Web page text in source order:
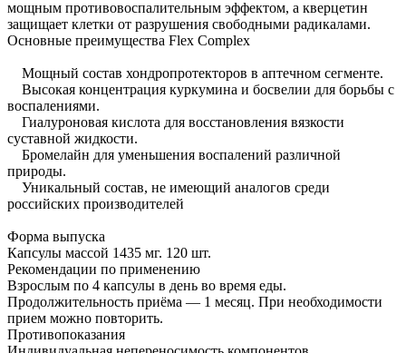
мощным противовоспалительным эффектом, а кверцетин
защищает клетки от разрушения свободными радикалами.
Основные преимущества Flex Complex
Мощный состав хондропротекторов в аптечном сегменте.
Высокая концентрация куркумина и босвелии для борьбы с
воспалениями.
Гиалуроновая кислота для восстановления вязкости
суставной жидкости.
Бромелайн для уменьшения воспалений различной
природы.
Уникальный состав, не имеющий аналогов среди
российских производителей
Форма выпуска
Капсулы массой 1435 мг. 120 шт.
Рекомендации по применению
Взрослым по 4 капсулы в день во время еды.
Продолжительность приёма — 1 месяц. При необходимости
прием можно повторить.
Противопоказания